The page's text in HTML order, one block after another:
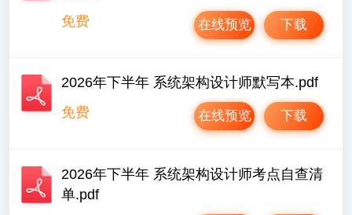
免费
下载
在线预览
2026年下半年 系统架构设计师默写本.pdf
免费
下载
在线预览
2026年下半年 系统架构设计师考点自查清
单.pdf